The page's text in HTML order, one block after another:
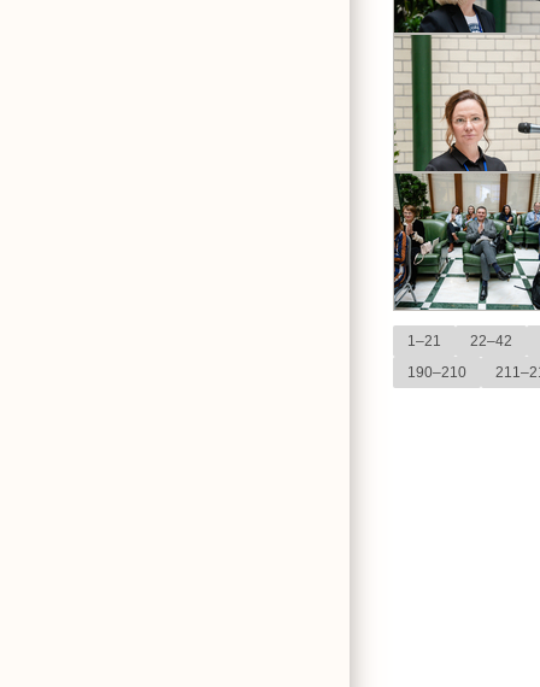
1–21
22–42
190–210